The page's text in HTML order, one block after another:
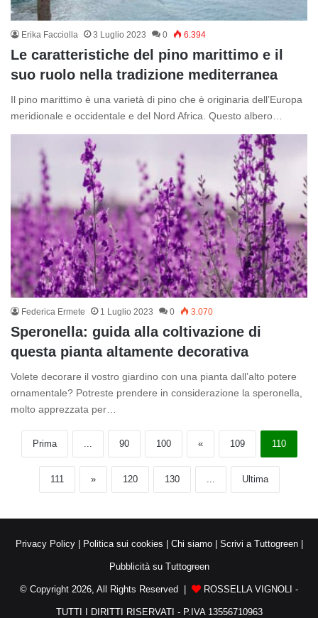
Erika Facciolla 3 Luglio 2023 0 6.394
Le caratteristiche del pino marittimo e il
suo ruolo nella tradizione mediterranea
Il pino marittimo è una varietà di pino che è originaria dell’Europa
meridionale e occidentale e del Nord Africa. Questo albero…
Federica Ermete 1 Luglio 2023 0 3.070
Speronella: guida alla coltivazione di
questa pianta altamente decorativa
Volete decorare il vostro giardino con una pianta dall’alto potere
ornamentale? Potreste prendere in considerazione la speronella,
molto apprezzata per…
Prima 90 100 « 109 110
111 » 120 130 Ultima
Privacy Policy| Politica sui cookies | Chi siamo| Scrivi a Tuttogreen|
Pubblicità su Tuttogreen
© Copyright 2026, All Rights Reserved | ROSSELLA VIGNOLI -
TUTTI I DIRITTI RISERVATI - P.IVA 13556710963